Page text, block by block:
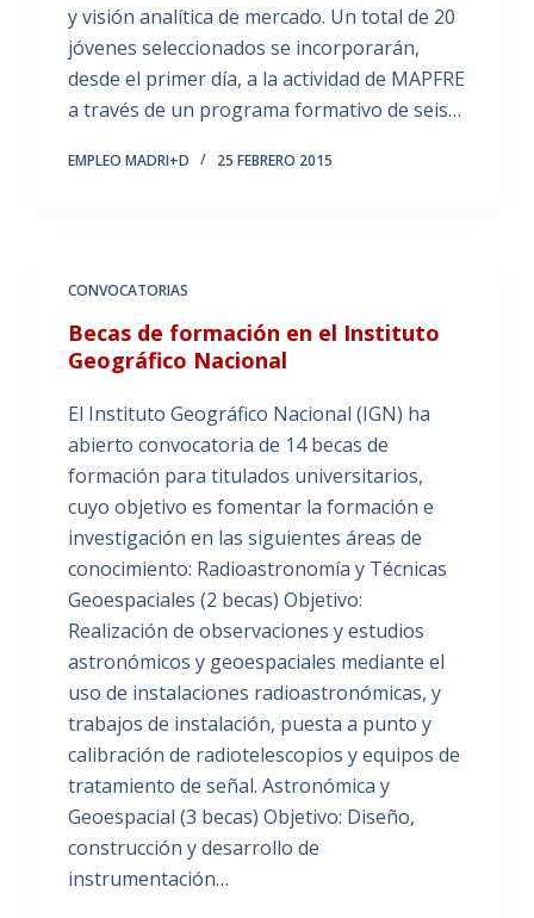
y visión analítica de mercado. Un total de 20
jóvenes seleccionados se incorporarán,
desde el primer día, a la actividad de MAPFRE
a través de un programa formativo de seis…
EMPLEO MADRI+D 25 FEBRERO 2015
CONVOCATORIAS
Becas de formación en el Instituto
Geográfico Nacional
El Instituto Geográfico Nacional (IGN) ha
abierto convocatoria de 14 becas de
formación para titulados universitarios,
cuyo objetivo es fomentar la formación e
investigación en las siguientes áreas de
conocimiento: Radioastronomía y Técnicas
Geoespaciales (2 becas) Objetivo:
Realización de observaciones y estudios
astronómicos y geoespaciales mediante el
uso de instalaciones radioastronómicas, y
trabajos de instalación, puesta a punto y
calibración de radiotelescopios y equipos de
tratamiento de señal. Astronómica y
Geoespacial (3 becas) Objetivo: Diseño,
construcción y desarrollo de
instrumentación…